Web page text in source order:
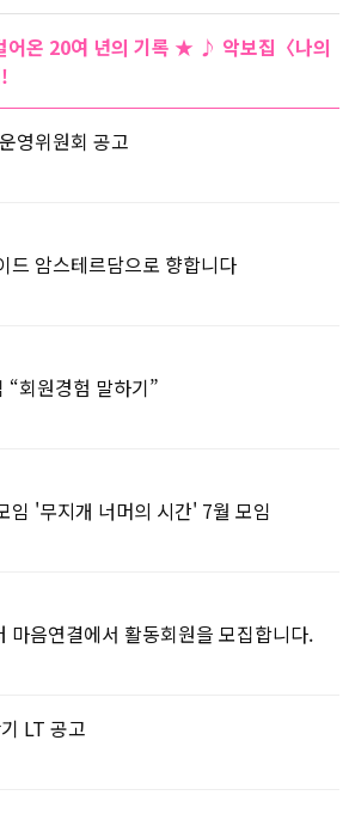
온 20여 년의 기록 ★ ♪ 악보집〈나의
영위원회 공고
암스테르담으로 향합니다
“회원경험 말하기”
임 '무지개 너머의 시간' 7월 모임
마음연결에서 활동회원을 모집합니다.
LT 공고